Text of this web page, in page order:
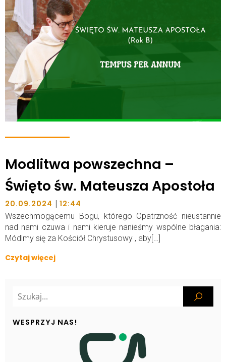
Modlitwa powszechna –
Święto św. Mateusza Apostoła
20.09.2024 | 12:44
Wszechmogącemu Bogu, którego Opatrzność nieustannie
nad nami czuwa i nami kieruje nanieśmy wspólne błagania:
Módlmy się za Kościół Chrystusowy , aby[…]
Czytaj więcej
WESPRZYJ NAS!